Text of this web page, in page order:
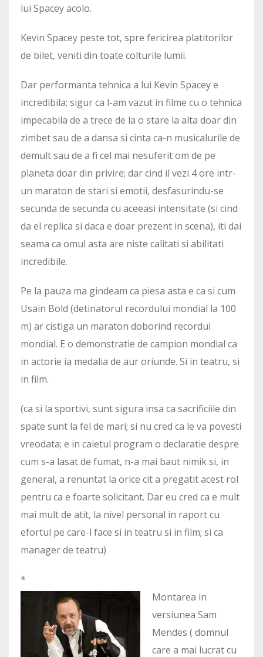
lui Spacey acolo.
Kevin Spacey peste tot, spre fericirea platitorilor
de bilet, veniti din toate colturile lumii.
Dar performanta tehnica a lui Kevin Spacey e
incredibila; sigur ca l-am vazut in filme cu o tehnica
impecabila de a trece de la o stare la alta doar din
zimbet sau de a dansa si cinta ca-n musicalurile de
demult sau de a fi cel mai nesuferit om de pe
planeta doar din privire; dar cind il vezi 4 ore intr-
un maraton de stari si emotii, desfasurindu-se
secunda de secunda cu aceeasi intensitate (si cind
da el replica si daca e doar prezent in scena), iti dai
seama ca omul asta are niste calitati si abilitati
incredibile.
Pe la pauza ma gindeam ca piesa asta e ca si cum
Usain Bold (detinatorul recordului mondial la 100
m) ar cistiga un maraton doborind recordul
mondial. E o demonstratie de campion mondial ca
in actorie ia medalia de aur oriunde. Si in teatru, si
in film.
(ca si la sportivi, sunt sigura insa ca sacrificiile din
spate sunt la fel de mari; si nu cred ca le va povesti
vreodata; e in caietul program o declaratie despre
cum s-a lasat de fumat, n-a mai baut nimik si, in
general, a renuntat la orice cit a pregatit acest rol
pentru ca e foarte solicitant. Dar eu cred ca e mult
mai mult de atit, la nivel personal in raport cu
efortul pe care-l face si in teatru si in film; si ca
manager de teatru)
*
Montarea in
versiunea Sam
Mendes ( domnul
care a mai lucrat cu